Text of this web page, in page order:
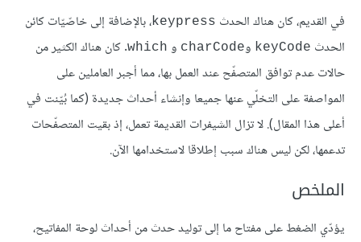
في القديم، كان هناك الحدث keypress، بالإضافة إلى خاصّيّات كائن
الحدث keyCode وcharCode و which. كان هناك الكثير من
حالات عدم توافق المتصفّح عند العمل بها، مما أجبر العاملين على
المواصفة على التخلّي عنها جميعا وإنشاء أحداث جديدة (كما بُيّنت في
أعلى هذا المقال). لا تزال الشيفرات القديمة تعمل، إذ بقيت المتصفّحات
تدعمها، لكن ليس هناك سبب إطلاقا لاستخدامها الآن.
الملخص
يؤدّي الضغط على مفتاح ما إلى توليد حدث من أحداث لوحة المفاتيح،